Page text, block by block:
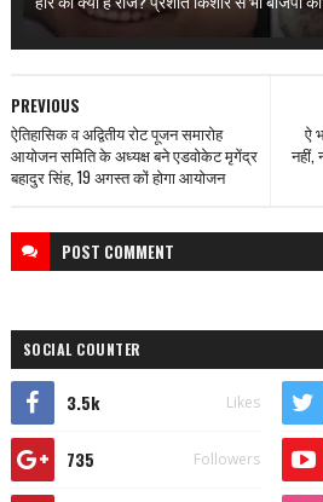
ऐ
नहीं,
PREVIOUS
ऐतिहासिक व अद्वितीय रोट पूजन समारोह
आयोजन समिति के अध्यक्ष बने एडवोकेट मृगेंद्र
बहादुर सिंह, 19 अगस्त कों होगा आयोजन
POST COMMENT
SOCIAL COUNTER
3.5k Likes
735 Followers